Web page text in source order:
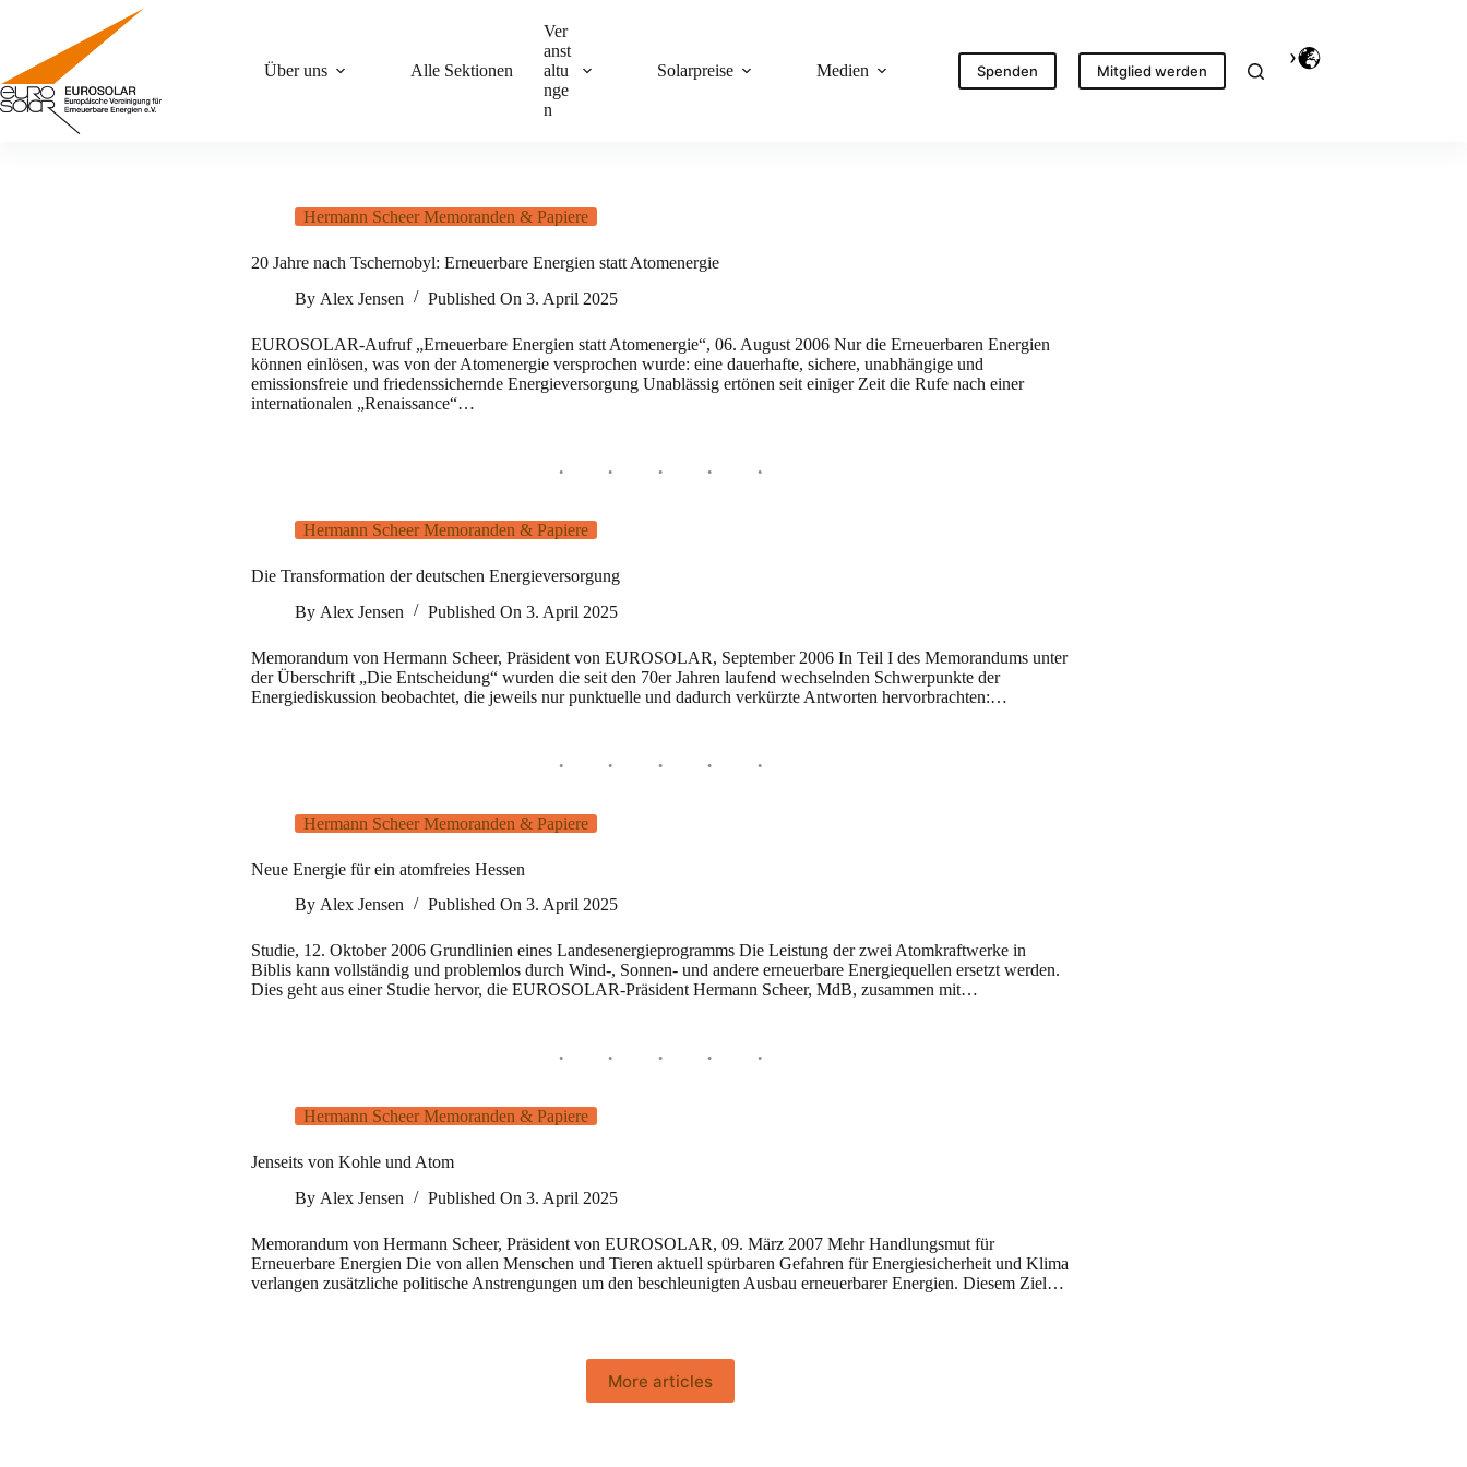
Über uns
Alle Sektionen
Ver
anst
altu
nge
n
Solarpreise Medien Spenden Mitglied werden
Hermann Scheer Memoranden & Papiere
20 Jahre nach Tschernobyl: Erneuerbare Energien statt Atomenergie
By Alex Jensen Published On 3. April 2025
EUROSOLAR-Aufruf „Erneuerbare Energien statt Atomenergie“, 06. August 2006 Nur die Erneuerbaren Energien
können einlösen, was von der Atomenergie versprochen wurde: eine dauerhafte, sichere, unabhängige und
emissionsfreie und friedenssichernde Energieversorgung Unablässig ertönen seit einiger Zeit die Rufe nach einer
internationalen „Renaissance“…
Hermann Scheer Memoranden & Papiere
Die Transformation der deutschen Energieversorgung
By Alex Jensen Published On 3. April 2025
Memorandum von Hermann Scheer, Präsident von EUROSOLAR, September 2006 In Teil I des Memorandums unter
der Überschrift „Die Entscheidung“ wurden die seit den 70er Jahren laufend wechselnden Schwerpunkte der
Energiediskussion beobachtet, die jeweils nur punktuelle und dadurch verkürzte Antworten hervorbrachten:…
Hermann Scheer Memoranden & Papiere
Neue Energie für ein atomfreies Hessen
By Alex Jensen Published On 3. April 2025
Studie, 12. Oktober 2006 Grundlinien eines Landesenergieprogramms Die Leistung der zwei Atomkraftwerke in
Biblis kann vollständig und problemlos durch Wind-, Sonnen- und andere erneuerbare Energiequellen ersetzt werden.
Dies geht aus einer Studie hervor, die EUROSOLAR-Präsident Hermann Scheer, MdB, zusammen mit…
Hermann Scheer Memoranden & Papiere
Jenseits von Kohle und Atom
By Alex Jensen Published On 3. April 2025
Memorandum von Hermann Scheer, Präsident von EUROSOLAR, 09. März 2007 Mehr Handlungsmut für
Erneuerbare Energien Die von allen Menschen und Tieren aktuell spürbaren Gefahren für Energiesicherheit und Klima
verlangen zusätzliche politische Anstrengungen um den beschleunigten Ausbau erneuerbarer Energien. Diesem Ziel…
More articles